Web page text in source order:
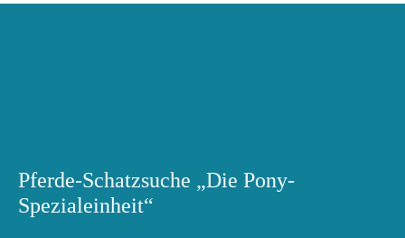
Pferde-Schatzsuche „Die Pony-
Spezialeinheit“